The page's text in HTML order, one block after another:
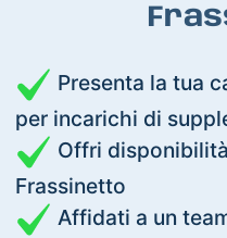
Presenta la tua
per incarichi di
Offri
Frassinetto
Affidati a un